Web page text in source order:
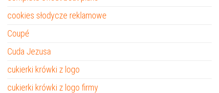
cookies słodycze reklamowe
Coupé
Cuda Jezusa
cukierki krówki z logo
cukierki krówki z logo firmy